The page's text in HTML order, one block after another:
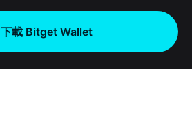
下載 Bitget Wallet